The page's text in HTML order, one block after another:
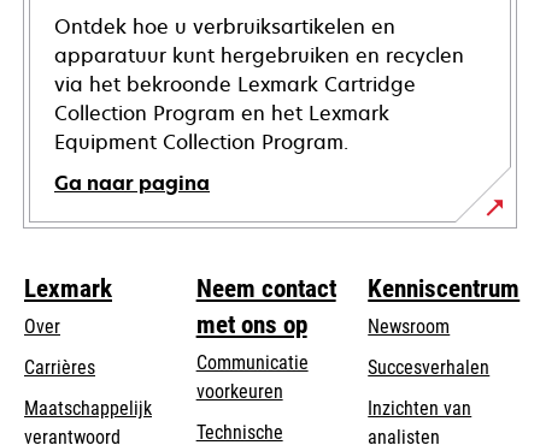
Ontdek hoe u verbruiksartikelen en
apparatuur kunt hergebruiken en recyclen
via het bekroonde Lexmark Cartridge
Collection Program en het Lexmark
Equipment Collection Program.
Ga naar pagina
Lexmark
Over
Carrières
Maatschappelijk
verantwoord
Neem contact
met ons op
Communicatie
voorkeuren
Technische
Kenniscentrum
Newsroom
Succesverhalen
Inzichten van
analisten